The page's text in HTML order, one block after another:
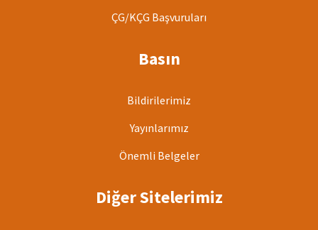
ÇG/KÇG Başvuruları
Basın
Bildirilerimiz
Yayınlarımız
Önemli Belgeler
Diğer Sitelerimiz